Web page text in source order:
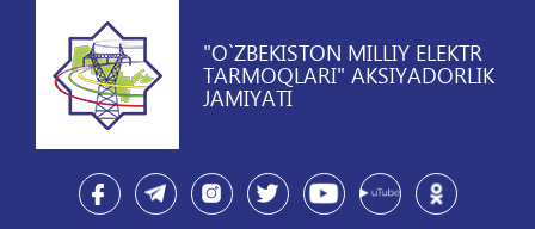
"O`ZBEKISTON MILLIY ELEKTR
TARMOQLARI" AKSIYADORLIK
JAMIYATI